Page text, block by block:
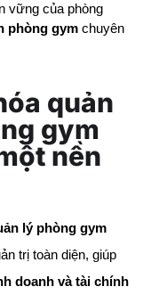
vững của phòng
phòng gym chuyên
quản
gym
nền
lý phòng gym
trị toàn diện, giúp
doanh và tài chính